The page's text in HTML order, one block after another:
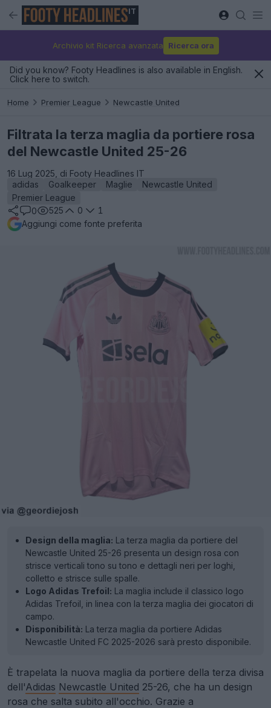
IT
Archivio kit Ricerca avanzata Ricerca ora
Did you know? Footy Headlines is also available in English.
Click here to switch.
Home Premier League Newcastle United
Filtrata la terza maglia da portiere rosa
del Newcastle United 25-26
16 Lug 2025, di Footy Headlines IT
adidas
Goalkeeper Maglie
Newcastle United
Premier League
0
525 0
1
Aggiungi come fonte preferita
Design della maglia: La terza maglia da portiere del
Newcastle United 25-26 presenta un design rosa con
strisce verticali tono su tono e dettagli neri per loghi,
colletto e strisce sulle spalle.
Logo Adidas Trefoil: La maglia include il classico logo
Adidas Trefoil, in linea con la terza maglia dei giocatori di
campo.
Disponibilità: La terza maglia da portiere Adidas
Newcastle United FC 2025-2026 sarà presto disponibile.
È trapelata la nuova maglia da portiere della terza divisa
dell'Adidas Newcastle United 25-26, che ha un design
rosa che salta subito all'occhio. Grazie a